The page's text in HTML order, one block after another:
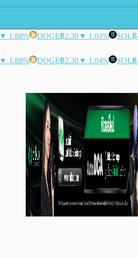
▼ 1.88% DOGE฿2.30▼ 1.04% SOL฿
▼ 1.88% DOGE฿2.30▼ 1.04% SOL฿